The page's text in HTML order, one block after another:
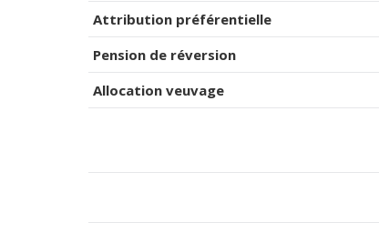
Attribution préférentielle
Pension de réversion
Allocation veuvage